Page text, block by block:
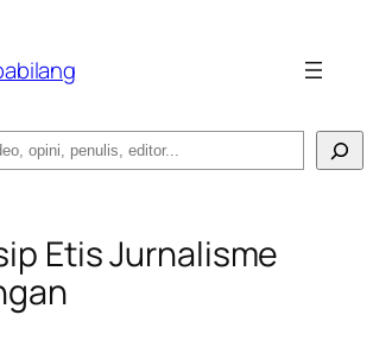
Etis Jurnalisme